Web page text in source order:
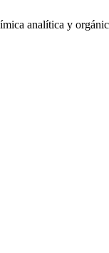
analítica y